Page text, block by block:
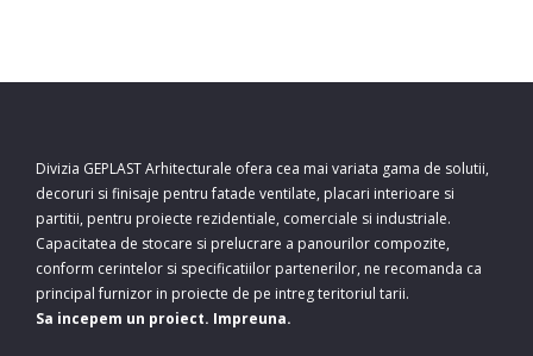
Divizia GEPLAST Arhitecturale ofera cea mai variata gama de solutii,
decoruri si finisaje pentru fatade ventilate, placari interioare si
partitii, pentru proiecte rezidentiale, comerciale si industriale.
Capacitatea de stocare si prelucrare a panourilor compozite,
conform cerintelor si specificatiilor partenerilor, ne recomanda ca
principal furnizor in proiecte de pe intreg teritoriul tarii.
Sa incepem un proiect. Impreuna.